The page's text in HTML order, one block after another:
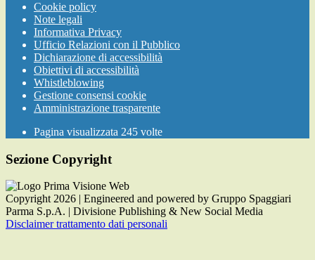
Cookie policy
Note legali
Informativa Privacy
Ufficio Relazioni con il Pubblico
Dichiarazione di accessibilità
Obiettivi di accessibilità
Whistleblowing
Gestione consensi cookie
Amministrazione trasparente
Pagina visualizzata 245 volte
Sezione Copyright
Copyright 2026 | Engineered and powered by Gruppo Spaggiari
Parma S.p.A. | Divisione Publishing & New Social Media
Disclaimer trattamento dati personali